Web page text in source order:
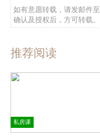
如有意愿转载，请发邮件至
确认及授权后，方可转载。
推荐阅读
私房课